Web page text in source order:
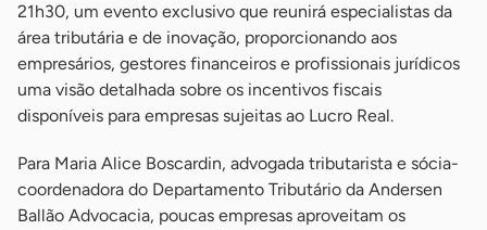
21h30, um evento exclusivo que reunirá especialistas da
área tributária e de inovação, proporcionando aos
empresários, gestores financeiros e profissionais jurídicos
uma visão detalhada sobre os incentivos fiscais
disponíveis para empresas sujeitas ao Lucro Real.
Para Maria Alice Boscardin, advogada tributarista e sócia-
coordenadora do Departamento Tributário da Andersen
Ballão Advocacia, poucas empresas aproveitam os